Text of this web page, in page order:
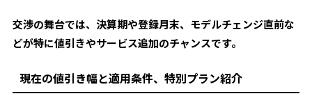
交渉の舞台では、決算期や登録月末、モデルチェンジ直前な
どが特に値引きやサービス追加のチャンスです。
現在の値引き幅と適用条件、特別プラン紹介